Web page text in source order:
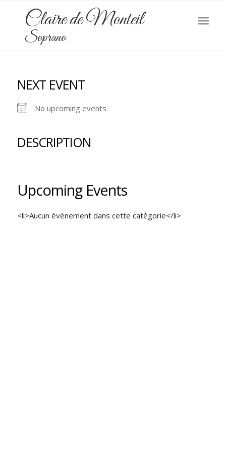
Claire de Monteil
Soprano
NEXT EVENT
No upcoming events
DESCRIPTION
Upcoming Events
<li>Aucun évènement dans cette catégorie</li>